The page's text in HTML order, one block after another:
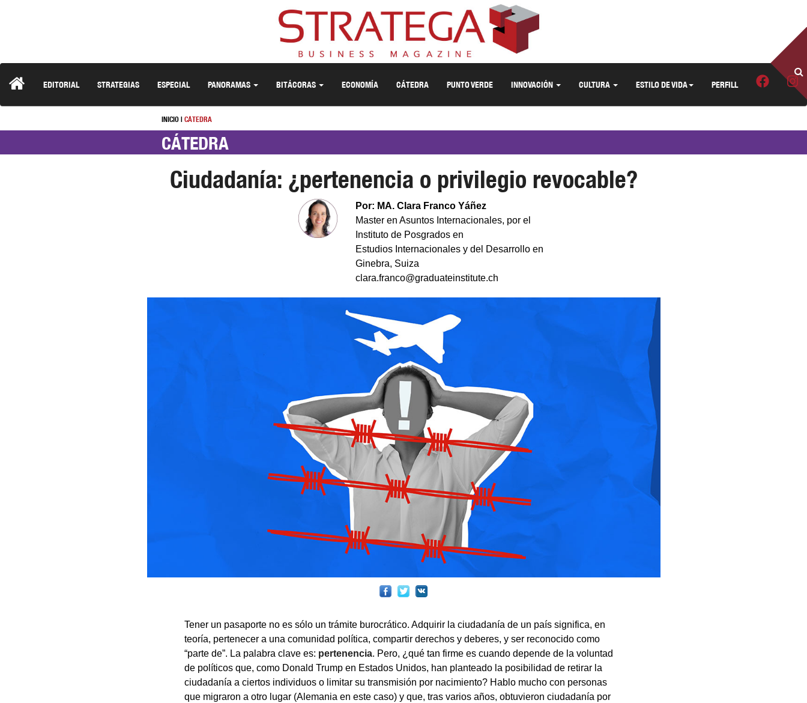
EDITORIAL STRATEGIAS ESPECIAL PANORAMAS BITÁCORAS ECONOMÍA CÁTEDRA PUNTO VERDE INNOVACIÓN CULTURA ESTILO DE VIDA PERFILL
INICIO| CÁTEDRA
CÁTEDRA
Ciudadanía: ¿pertenencia o privilegio revocable?
Por: MA. Clara Franco Yáñez
Master en Asuntos Internacionales, por el
Instituto de Posgrados en
Estudios Internacionales y del Desarrollo en
Ginebra, Suiza
clara.franco@graduateinstitute.ch
Tener un pasaporte no es sólo un trámite burocrático. Adquirir la ciudadanía de un país significa, en
teoría, pertenecer a una comunidad política, compartir derechos y deberes, y ser reconocido como
“parte de”. La palabra clave es: pertenencia. Pero, ¿qué tan firme es cuando depende de la voluntad
de políticos que, como Donald Trump en Estados Unidos, han planteado la posibilidad de retirar la
ciudadanía a ciertos individuos o limitar su transmisión por nacimiento? Hablo mucho con personas
que migraron a otro lugar (Alemania en este caso) y que, tras varios años, obtuvieron ciudadanía por